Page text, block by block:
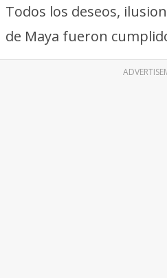
Todos los deseos,
de Maya fueron